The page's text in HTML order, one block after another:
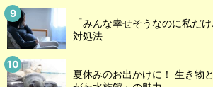
「みんな幸せそうなのに私だ
対処法
夏休みのお出かけに！ 生き物